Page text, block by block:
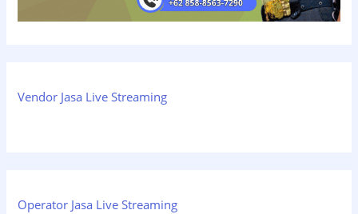
Vendor Jasa Live Streaming
Operator Jasa Live Streaming